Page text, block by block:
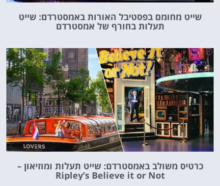
שייט מחומם בפסטיבל האורות באמסטרדם: שייט
תעלות בחורף של אמסטרדם
כרטיס משולב באמסטרדם: שייט תעלות ומוזיאון –
Ripley’s Believe it or Not